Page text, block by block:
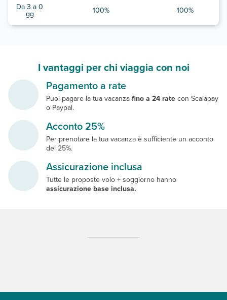
Da 3 a 0
gg 100% 100%
I vantaggi per chi viaggia con noi
Pagamento a rate
Puoi pagare la tua vacanzafino a 24 ratecon Scalapay
o Paypal.
Acconto 25%
Per prenotare la tua vacanza è sufficiente un acconto
del 25%.
Assicurazione inclusa
Tutte le proposte volo + soggiorno hanno
assicurazione base inclusa.